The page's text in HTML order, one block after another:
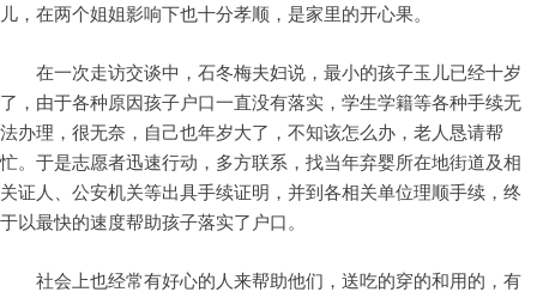
儿，在两个姐姐影响下也十分孝顺，是家里的开心果。
在一次走访交谈中，石冬梅夫妇说，最小的孩子玉儿已经十岁
了，由于各种原因孩子户口一直没有落实，学生学籍等各种手续无
法办理，很无奈，自己也年岁大了，不知该怎么办，老人恳请帮
忙。于是志愿者迅速行动，多方联系，找当年弃婴所在地街道及相
关证人、公安机关等出具手续证明，并到各相关单位理顺手续，终
于以最快的速度帮助孩子落实了户口。
社会上也经常有好心的人来帮助他们，送吃的穿的和用的，有